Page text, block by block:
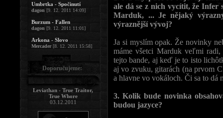
ale dá se z nich vycítit, že Infer
Marduk, ... Je nějaký
výraznější vývoj?
Ja si myslím opak. Že novinky
máme všetci Marduk veľmi
tejto bande, aj keď je to isto
aj vo zvuku, gitarách (na prvom
a hlavne vo vokáloch. Či sa to
3. Kolik bude novinka
budou jazyce?
Umbrtka - Spočinutí
dagon [9. 12. 2011 14:09]
Burzum - Fallen
dagon [9. 12. 2011 11:01]
Arkona - Slovo
Mercader[8. 12. 2011 15:58]
Doporučujeme:
Leviathan - True Traitor,
True Whore
03.12.2011